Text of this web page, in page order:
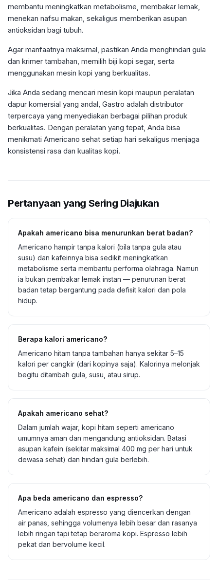
membantu meningkatkan metabolisme, membakar lemak,
menekan nafsu makan, sekaligus memberikan asupan
antioksidan bagi tubuh.
Agar manfaatnya maksimal, pastikan Anda menghindari gula
dan krimer tambahan, memilih biji kopi segar, serta
menggunakan mesin kopi yang berkualitas.
Jika Anda sedang mencari mesin kopi maupun peralatan
dapur komersial yang andal, Gastro adalah distributor
terpercaya yang menyediakan berbagai pilihan produk
berkualitas. Dengan peralatan yang tepat, Anda bisa
menikmati Americano sehat setiap hari sekaligus menjaga
konsistensi rasa dan kualitas kopi.
Pertanyaan yang Sering Diajukan
Apakah americano bisa menurunkan berat badan?
Americano hampir tanpa kalori (bila tanpa gula atau
susu) dan kafeinnya bisa sedikit meningkatkan
metabolisme serta membantu performa olahraga. Namun
ia bukan pembakar lemak instan — penurunan berat
badan tetap bergantung pada defisit kalori dan pola
hidup.
Berapa kalori americano?
Americano hitam tanpa tambahan hanya sekitar 5–15
kalori per cangkir (dari kopinya saja). Kalorinya melonjak
begitu ditambah gula, susu, atau sirup.
Apakah americano sehat?
Dalam jumlah wajar, kopi hitam seperti americano
umumnya aman dan mengandung antioksidan. Batasi
asupan kafein (sekitar maksimal 400 mg per hari untuk
dewasa sehat) dan hindari gula berlebih.
Apa beda americano dan espresso?
Americano adalah espresso yang diencerkan dengan
air panas, sehingga volumenya lebih besar dan rasanya
lebih ringan tapi tetap beraroma kopi. Espresso lebih
pekat dan bervolume kecil.